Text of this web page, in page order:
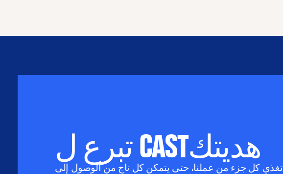
تبرع ل CASTهديتك
تغذي كل جزء من عملنا، حتى يتمكن كل ناجٍ من الوصول إلى